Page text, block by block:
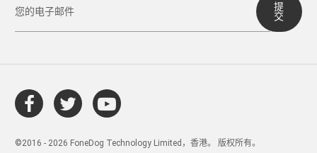
提
交
©2016 - 2026 FoneDog Technology Limited，香港。 版权所有。